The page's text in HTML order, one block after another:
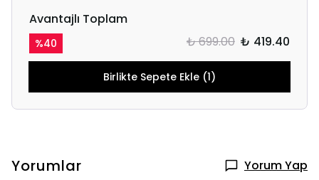
Avantajlı Toplam
%40 ₺ 699.00 ₺ 419.40
Birlikte Sepete Ekle (1)
Yorumlar Yorum Yap